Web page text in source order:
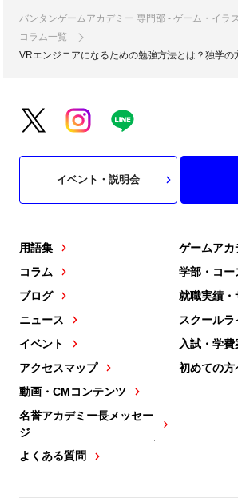
バンタンゲームアカデミー 専門部 - ゲーム・イ
コラム一覧
VRエンジニアになるための勉強方法とは？独学
用語集
コラム
ブログ
ニュース
イベント
アクセスマップ
動画・CMコンテンツ
名誉アカデミー長メッセー
ジ
よくある質問
ゲームアカ
学部・コー
就職実績・
スクールラ
入試・学費
初めての方
イベント・説明会